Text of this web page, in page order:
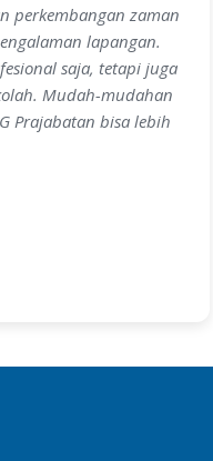
perkembangan zaman
lapangan.
saja, tetapi juga
Mudah-mudahan
Prajabatan bisa lebih